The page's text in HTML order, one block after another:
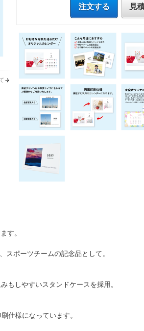
注文する 見
す。
ポーツチームの記念品として。
もしやすいスタンドケースを採用。
仕様になっています。